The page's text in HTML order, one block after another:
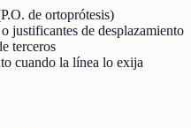
de ortoprótesis)
justificantes de desplazamiento
terceros
cuando la línea lo exija